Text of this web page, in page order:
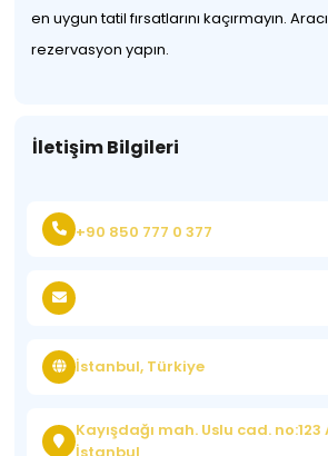
en uygun tatil fırsatlarını kaçırmayın.
rezervasyon yapın.
İletişim Bilgileri
+90 850 777 0 377
İstanbul, Türkiye
Kayışdağı mah. Uslu cad.